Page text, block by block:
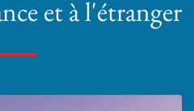
et à l'étranger